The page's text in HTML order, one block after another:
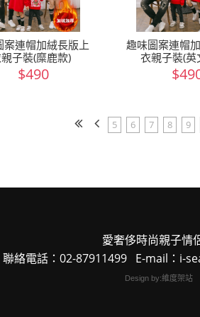
案連帽加絨長版上
子裝(糜鹿款)
$490
趣味圖案連帽
衣親子裝(英
5 6 7 8 9
愛奢侈時尚親子情
聯絡電話：02-87911499 E-mail：i-
Design by:維度架站